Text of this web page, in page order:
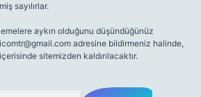
sayılırlar.
aykırı olduğunu düşündüğünüz
adresine bildirmeniz halinde,
sitemizden kaldırılacaktır.